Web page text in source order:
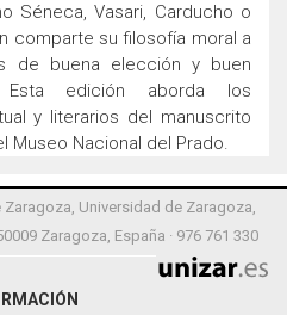
Séneca, Vasari, Carducho o
comparte su filosofía moral a
de buena elección y buen
Esta edición aborda los
y literarios del manuscrito
Museo Nacional del Prado.
Universidad de Zaragoza,
Zaragoza, España · 976 761 330